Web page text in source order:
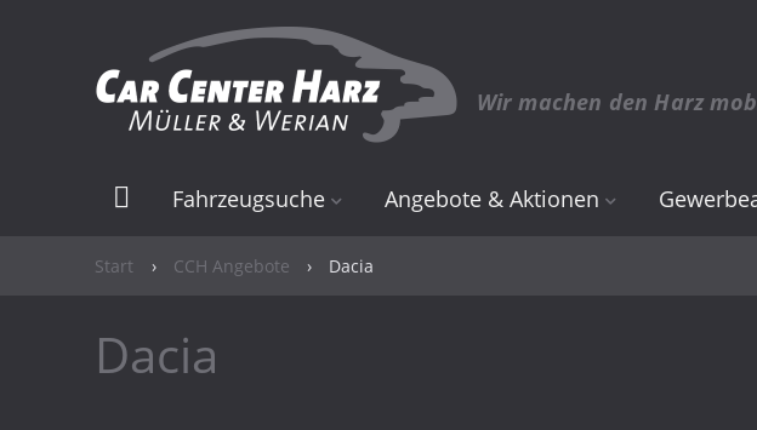
Wir machen den Harz
Fahrzeugsuche
Elektro & Hybrid
Angebote & Aktionen
Start › CCH Angebote › Dacia
Dacia